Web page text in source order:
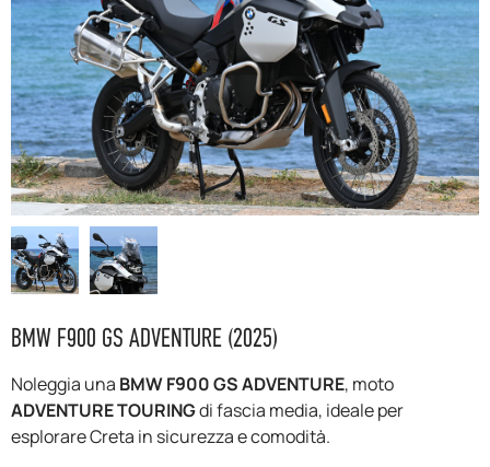
TOUR
BLOG
F.A.Q
BMW F900 GS ADVENTURE (2025)
Noleggia una BMW F900 GS ADVENTURE, moto
ADVENTURE TOURINGdi fascia media, ideale per
esplorare Creta in sicurezza e comodità.